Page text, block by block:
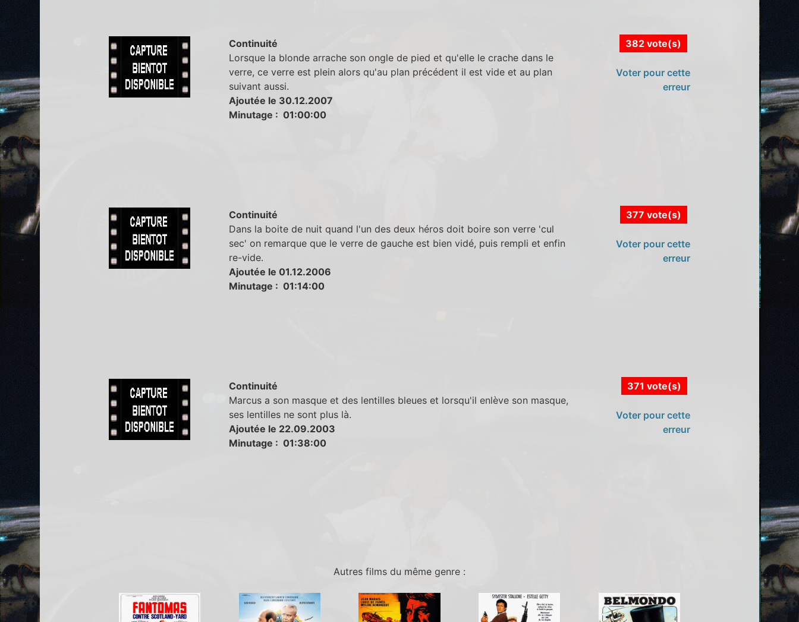
Continuité
Lorsque la blonde arrache son ongle de pied et qu'elle le crache dans le
verre, ce verre est plein alors qu'au plan précédent il est vide et au plan
suivant aussi.
Ajoutée le 30.12.2007
Minutage : 01:00:00
382 vote(s)
Voter pour cette
erreur
Continuité
Dans la boite de nuit quand l'un des deux héros doit boire son verre 'cul
sec' on remarque que le verre de gauche est bien vidé, puis rempli et enfin
re-vide.
Ajoutée le 01.12.2006
Minutage : 01:14:00
377 vote(s)
Voter pour cette
erreur
Continuité
Marcus a son masque et des lentilles bleues et lorsqu'il enlève son masque,
ses lentilles ne sont plus là.
Ajoutée le 22.09.2003
Minutage : 01:38:00
371 vote(s)
Voter pour cette
erreur
Autres films du même genre :